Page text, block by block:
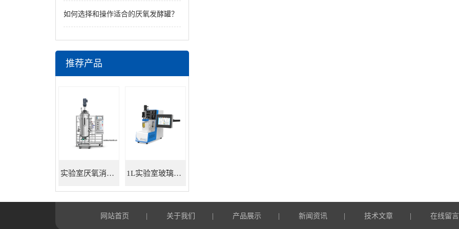
如何选择和操作适合的厌氧发酵罐？
推荐产品
实验室厌氧消化罐 餐厨垃圾沼气发酵 1L实验室玻璃发酵罐
网站首页 关于我们 产品展示 新闻资讯 技术文章 在线留言